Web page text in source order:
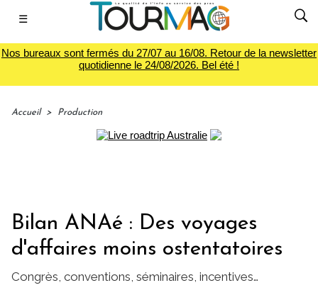
☰
Nos bureaux sont fermés du 27/07 au 16/08. Retour de la newsletter
quotidienne le 24/08/2026. Bel été !
Accueil > Production
Bilan ANAé : Des voyages
d'affaires moins ostentatoires
Congrès, conventions, séminaires, incentives…